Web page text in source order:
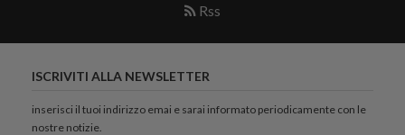
Rss
ISCRIVITI ALLA NEWSLETTER
inserisci il tuoi indirizzo emai e sarai informato periodicamente con le
nostre notizie.